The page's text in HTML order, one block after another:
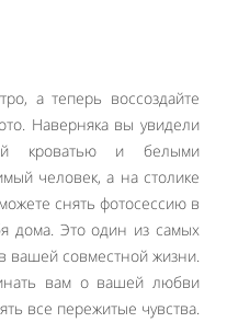
а теперь воссоздайте
Наверняка вы увидели
кроватью и белыми
человек, а на столике
снять фотосессию в
дома. Это один из самых
вашей совместной жизни.
вам о вашей любви
все пережитые чувства.